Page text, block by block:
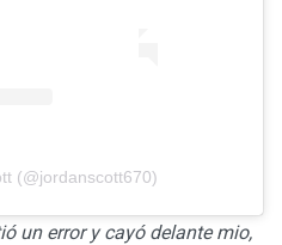
(@jordanscott670)
un error y cayó delante mio,